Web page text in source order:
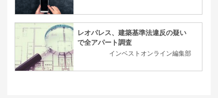
レオパレス、建築基準法違反の疑い
で全アパート調査
インベストオンライン編集部